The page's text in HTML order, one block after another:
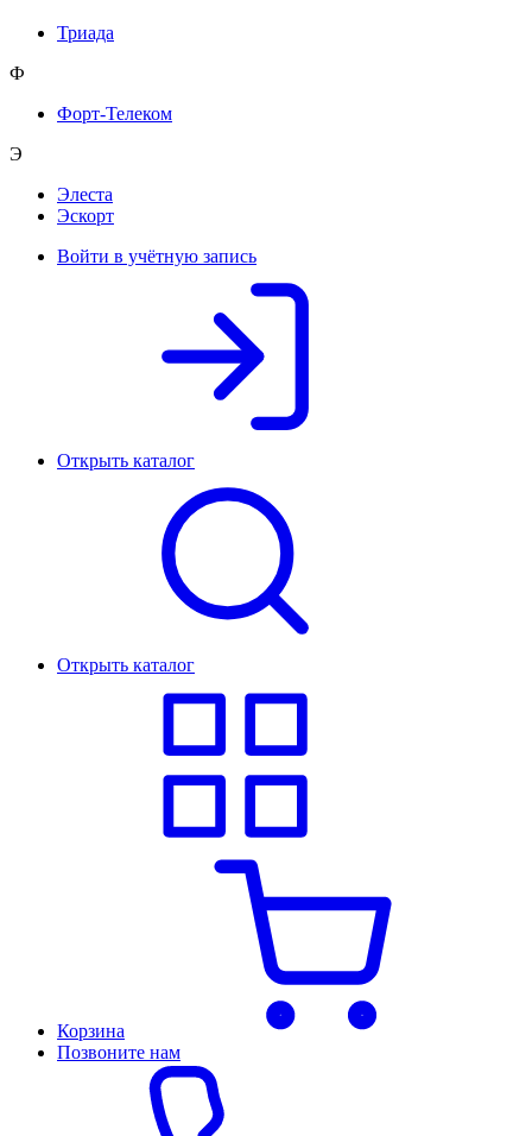
Триада
Ф
Форт-Телеком
Э
Элеста
Эскорт
Войти в учётную запись
Открыть каталог
Открыть каталог
Корзина
Позвоните нам